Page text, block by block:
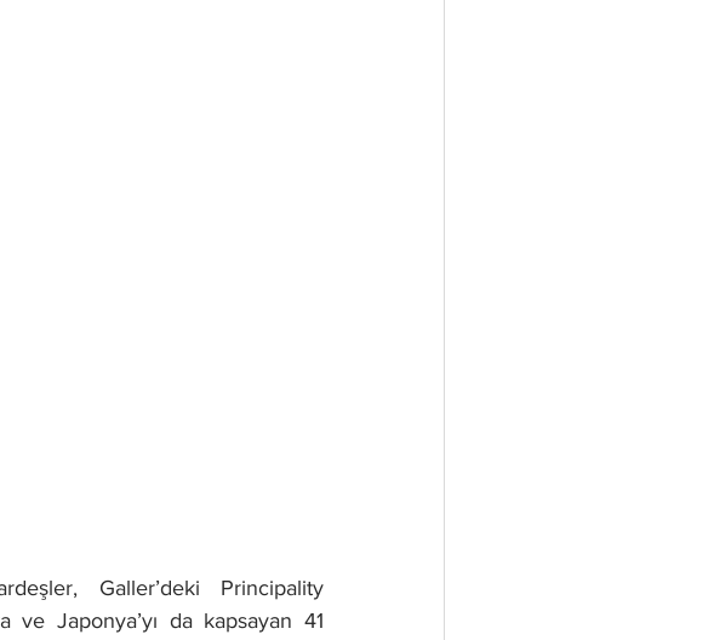
Galler’deki Principality
ve Japonya’yı da kapsayan 41